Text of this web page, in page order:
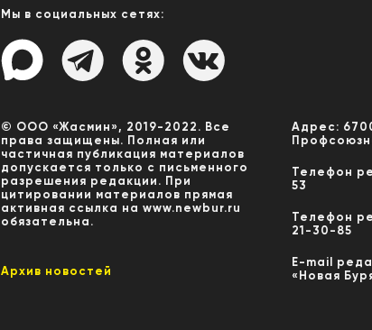
Мы в социальных сетях:
© ООО «Жасмин», 2019-2022. Все
права защищены. Полная или
частичная публикация материалов
допускается только с письменного
разрешения редакции. При
цитировании материалов прямая
активная ссылка на www.newbur.ru
обязательна.
Архив новостей
Адрес:
Телефон
53
Телефон
21-30-85
E-mail
«Новая